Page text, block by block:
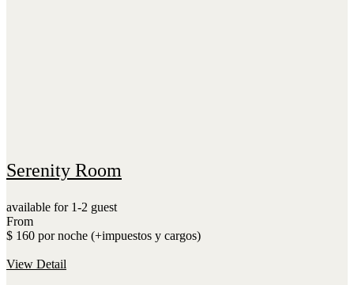
Serenity Room
available for 1-2 guest
From
$ 160 por noche (+impuestos y cargos)
View Detail